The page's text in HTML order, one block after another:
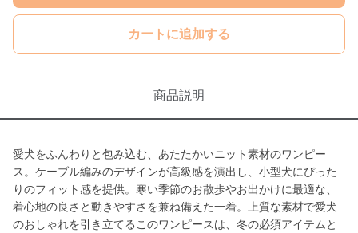
カートに追加する
商品説明
愛犬をふんわりと包み込む、あたたかいニット素材のワンピー
ス。ケーブル編みのデザインが高級感を演出し、小型犬にぴった
りのフィット感を提供。寒い季節のお散歩やお出かけに最適な、
着心地の良さと動きやすさを兼ね備えた一着。上質な素材で愛犬
のおしゃれを引き立てるこのワンピースは、冬の必須アイテムと